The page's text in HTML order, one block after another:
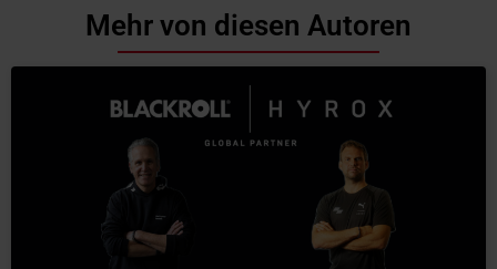
Mehr von diesen Autoren